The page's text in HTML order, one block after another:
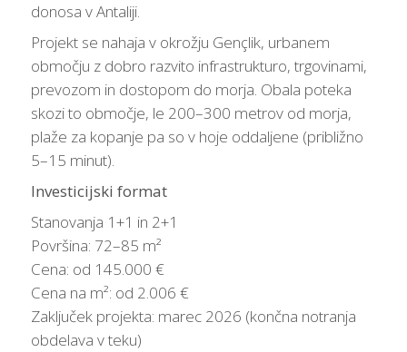
donosa v Antaliji.
Projekt se nahaja v okrožju Gençlik, urbanem
območju z dobro razvito infrastrukturo, trgovinami,
prevozom in dostopom do morja. Obala poteka
skozi to območje, le 200–300 metrov od morja,
plaže za kopanje pa so v hoje oddaljene (približno
5–15 minut).
Investicijski format
Stanovanja 1+1 in 2+1
Površina: 72–85 m²
Cena: od 145.000 €
Cena na m²: od 2.006 €
Zaključek projekta: marec 2026 (končna notranja
obdelava v teku)